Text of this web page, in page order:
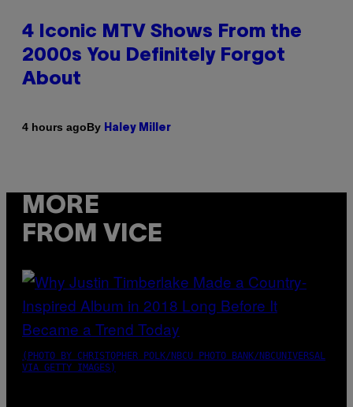
4 Iconic MTV Shows From the
2000s You Definitely Forgot
About
4 hours agoBy Haley Miller
MORE
FROM VICE
(PHOTO BY CHRISTOPHER POLK/NBCU PHOTO BANK/NBCUNIVERSAL
VIA GETTY IMAGES)